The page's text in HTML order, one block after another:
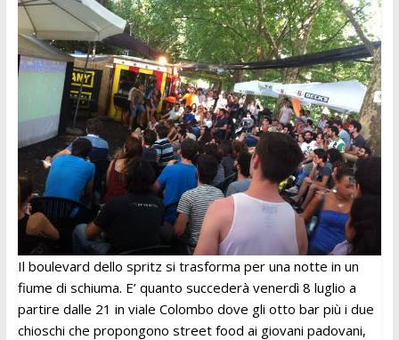
Il boulevard dello spritz si trasforma per una notte in un
fiume di schiuma. E’ quanto succederà venerdì 8 luglio a
partire dalle 21 in viale Colombo dove gli otto bar più i due
chioschi che propongono street food ai giovani padovani,